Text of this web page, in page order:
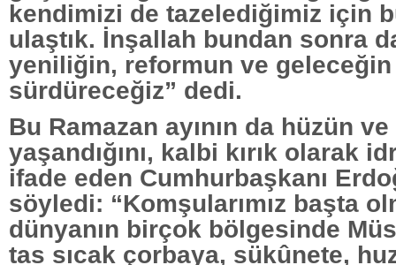
kendimizi de tazelediğimiz için
ulaştık. İnşallah bundan sonra
yeniliğin, reformun ve
sürdüreceğiz” dedi.
Bu Ramazan ayının da hüzün
yaşandığını, kalbi kırık olarak
ifade eden Cumhurbaşkanı
söyledi: “Komşularımız başta
dünyanın birçok bölgesinde
tas sıcak çorbaya, sükûnete,